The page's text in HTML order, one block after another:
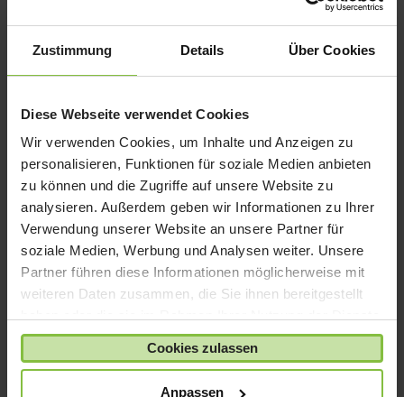
Zustimmung Details Über Cookies
Diese Webseite verwendet Cookies
Wir verwenden Cookies, um Inhalte und Anzeigen zu
personalisieren, Funktionen für soziale Medien anbieten
zu können und die Zugriffe auf unsere Website zu
analysieren. Außerdem geben wir Informationen zu Ihrer
Verwendung unserer Website an unsere Partner für
soziale Medien, Werbung und Analysen weiter. Unsere
Partner führen diese Informationen möglicherweise mit
weiteren Daten zusammen, die Sie ihnen bereitgestellt
gesammelt haben.
Cookies zulassen
Anpassen
iPad mini
iPad Pro
iPhone 6
iPhone 7
iPhone SE
iPhone X
iPod nano
iPod shuffle
iPod touch
Kabel & Adapter
Kopfhörer